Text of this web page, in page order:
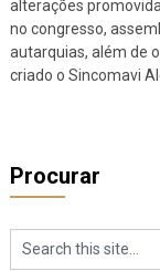
alterações
no congresso,
autarquias, além de
criado o Sincomavi
Procurar